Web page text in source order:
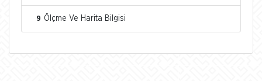
9 Ölçme Ve Harita Bilgisi